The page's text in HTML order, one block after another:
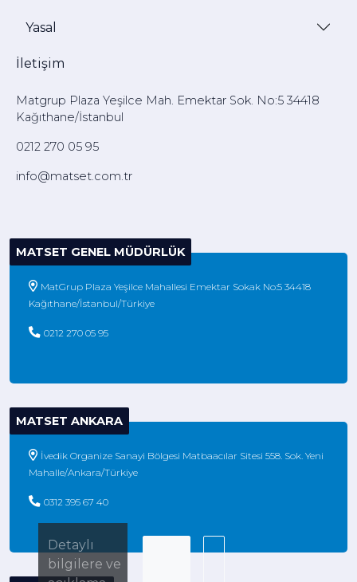
Yasal
İletişim
Matgrup Plaza Yeşilce Mah. Emektar Sok. No:5 34418
Kağıthane/İstanbul
0212 270 05 95
info@matset.com.tr
MATSET GENEL MÜDÜRLÜK
MatGrup Plaza Yeşilce Mahallesi Emektar Sokak No:5 34418
Kağıthane/İstanbul/Türkiye
0212 270 05 95
MATSET ANKARA
İvedik Organize Sanayi Bölgesi Matbaacılar Sitesi 558. Sok. Yeni
Mahalle/Ankara/Türkiye
0312 395 67 40
Detaylı
bilgilere ve